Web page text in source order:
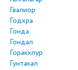
Гвалиор
Годхра
Гонда
Гондал
Горакхпур
Гунтакал